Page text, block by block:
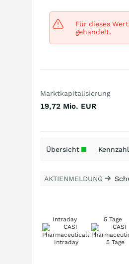
Für dieses
gehandelt.
Marktkapitalisierung
19,72 Mio. EUR
Übersicht
AKTIENMELDUNG
Intraday 5 Tage